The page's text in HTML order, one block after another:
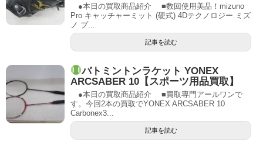
●本日の買取商品紹介 ■数回使用美品！mizuno
Pro キャッチャーミット (硬式) 4Dテクノロジー ミズ
ノ プ...
記事を読む
バトミントンラケット YONEX
ARCSABER 10【スポーツ用品買取】
●本日の買取商品紹介 ■買取専門アールワンで
す。今回2本の買取でYONEX ARCSABER 10
Carbonex3...
記事を読む